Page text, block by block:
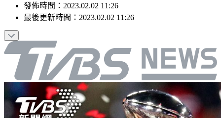
發佈時間： 2023.02.02 11:26
最後更新時間： 2023.02.02 11:26